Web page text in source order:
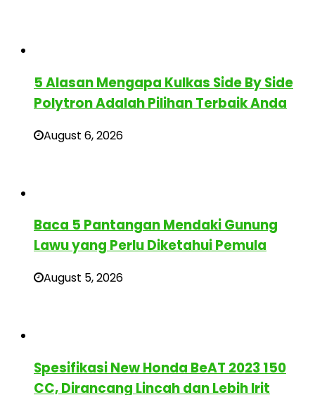
5 Alasan Mengapa Kulkas Side By Side
Polytron Adalah Pilihan Terbaik Anda
August 6, 2026
Baca 5 Pantangan Mendaki Gunung
Lawu yang Perlu Diketahui Pemula
August 5, 2026
Spesifikasi New Honda BeAT 2023 150
CC, Dirancang Lincah dan Lebih Irit